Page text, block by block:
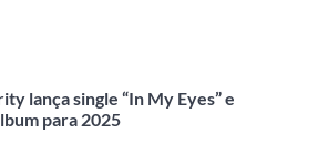
lança single “In My Eyes” e
para 2025